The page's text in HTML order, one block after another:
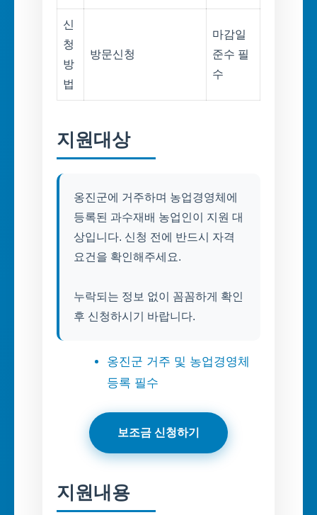
신
청
방
법
방문신청
마감일
준수 필
수
지원대상
옹진군에 거주하며 농업경영체에
등록된 과수재배 농업인이 지원 대
상입니다. 신청 전에 반드시 자격
요건을 확인해주세요.
누락되는 정보 없이 꼼꼼하게 확인
후 신청하시기 바랍니다.
옹진군 거주 및 농업경영체
등록 필수
보조금 신청하기
지원내용